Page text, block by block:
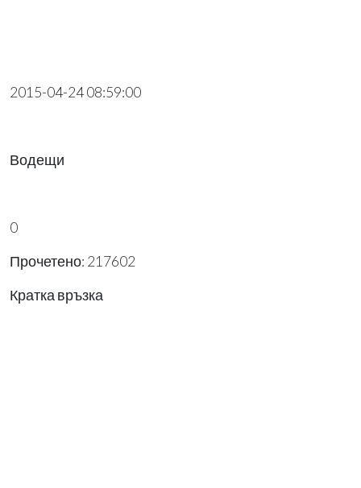
2015-04-24 08:59:00
Водещи
0
Прочетено: 217602
Кратка връзка